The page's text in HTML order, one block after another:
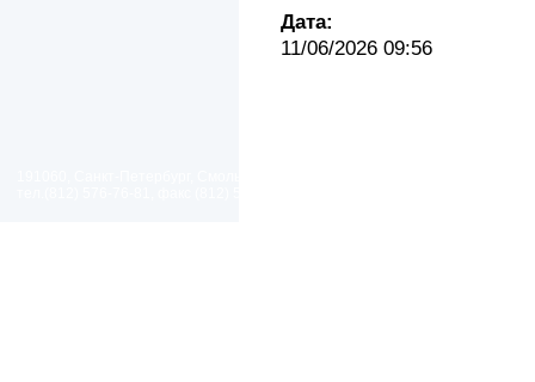
Дата:
11/06/2026 09:56